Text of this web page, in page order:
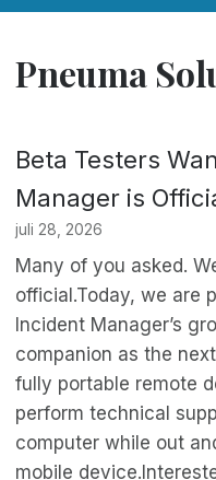
Pneuma
Beta Testers
Manager is
juli 28, 2026
Many of you asked.
official.Today, we are
Incident Manager’s
companion as the
fully portable remote
perform technical
computer while out
mobile